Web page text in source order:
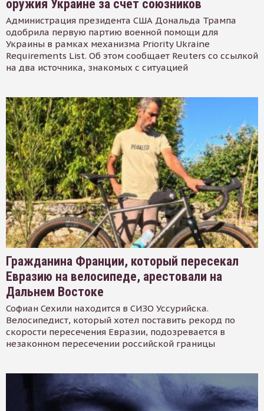
оружия Украине за счет союзников
Администрация президента США Дональда Трампа
одобрила первую партию военной помощи для
Украины в рамках механизма Priority Ukraine
Requirements List. Об этом сообщает Reuters со ссылкой
на два источника, знакомых с ситуацией
Гражданина Франции, который пересекал
Евразию на велосипеде, арестовали на
Дальнем Востоке
Софиан Сехили находится в СИЗО Уссурийска.
Велосипедист, который хотел поставить рекорд по
скорости пересечения Евразии, подозревается в
незаконном пересечении российской границы